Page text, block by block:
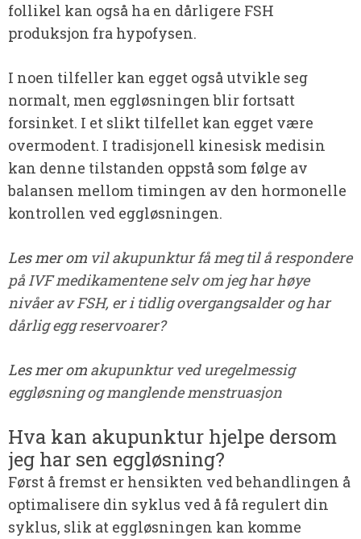
follikel kan også ha en dårligere FSH
produksjon fra hypofysen.
I noen tilfeller kan egget også utvikle seg
normalt, men eggløsningen blir fortsatt
forsinket. I et slikt tilfellet kan egget være
overmodent. I tradisjonell kinesisk medisin
kan denne tilstanden oppstå som følge av
balansen mellom timingen av den hormonelle
kontrollen ved eggløsningen.
Les mer om vil akupunktur få meg til å respondere
på IVF medikamentene selv om jeg har høye
nivåer av FSH, er i tidlig overgangsalder og har
dårlig egg reservoarer?
Les mer om akupunktur ved uregelmessig
eggløsning og manglende menstruasjon
Hva kan akupunktur hjelpe dersom
jeg har sen eggløsning?
Først å fremst er hensikten ved behandlingen å
optimalisere din syklus ved å få regulert din
syklus, slik at eggløsningen kan komme